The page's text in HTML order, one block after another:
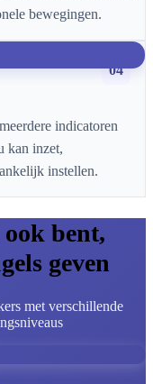
bewegingen.
04
indicatoren
kan inzet,
instellen.
bent,
geven
met verschillende